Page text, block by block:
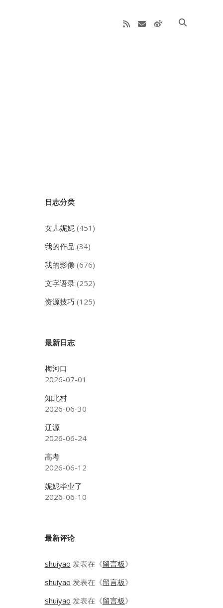
rss emailweibo
Sidebar
日志分类
女儿妮妮(451)
我的作品 (34)
我的影像 (676)
文字语录(252)
资源技巧 (125)
最新日志
梅河口
2026-07-01
知北村
2026-06-30
辽源
2026-06-24
高考
2026-06-12
妮妮毕业了
2026-06-10
最新评论
shuiyao 发表在《留言板》
shuiyao 发表在《留言板》
shuiyao 发表在《留言板》